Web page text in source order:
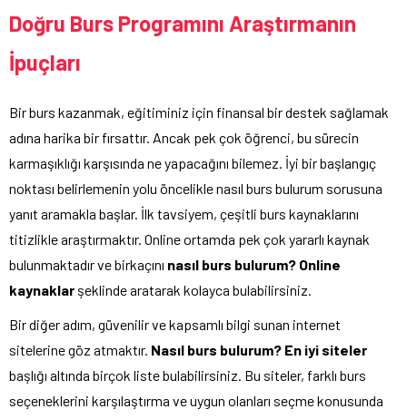
Doğru Burs Programını Araştırmanın
İpuçları
Bir burs kazanmak, eğitiminiz için finansal bir destek sağlamak
adına harika bir fırsattır. Ancak pek çok öğrenci, bu sürecin
karmaşıklığı karşısında ne yapacağını bilemez. İyi bir başlangıç
noktası belirlemenin yolu öncelikle nasıl burs bulurum sorusuna
yanıt aramakla başlar. İlk tavsiyem, çeşitli burs kaynaklarını
titizlikle araştırmaktır. Online ortamda pek çok yararlı kaynak
bulunmaktadır ve birkaçını nasıl burs bulurum? Online
kaynaklar şeklinde aratarak kolayca bulabilirsiniz.
Bir diğer adım, güvenilir ve kapsamlı bilgi sunan internet
sitelerine göz atmaktır. Nasıl burs bulurum? En iyi siteler
başlığı altında birçok liste bulabilirsiniz. Bu siteler, farklı burs
seçeneklerini karşılaştırma ve uygun olanları seçme konusunda